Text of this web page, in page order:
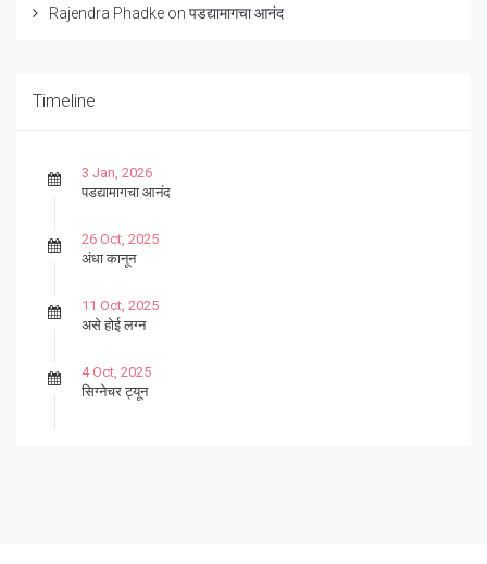
Rajendra Phadke on पडद्यामागचा आनंद
Timeline
3 Jan, 2026
पडद्यामागचा आनंद
26 Oct, 2025
अंधा कानून
11 Oct, 2025
असे होई लग्न
4 Oct, 2025
सिग्नेचर ट्यून